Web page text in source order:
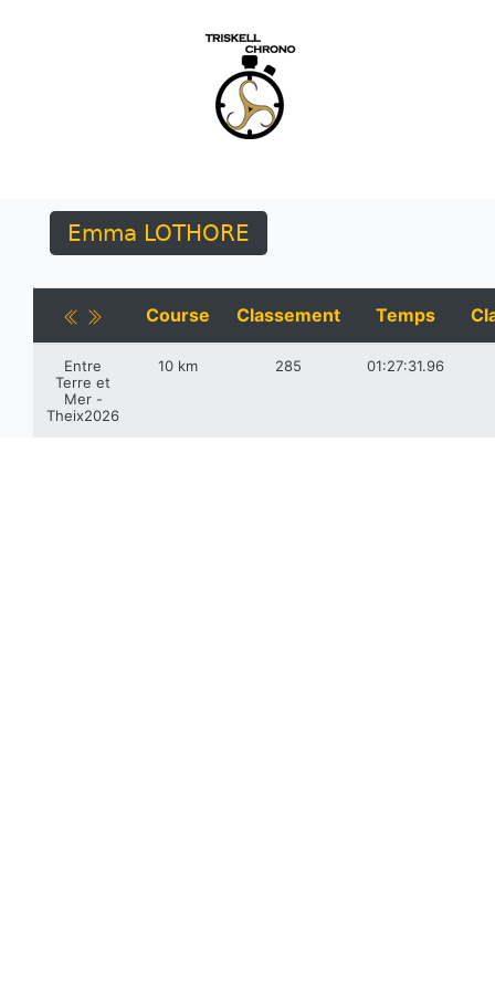
Emma LOTHORE
Course Classement Temps
Entre
Terre et
Mer -
Theix2026
10 km 285 01:27:31.96